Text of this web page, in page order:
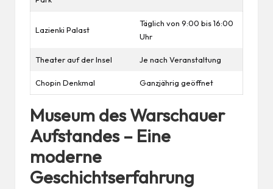
Lazienki Palast
Täglich von 9:00 bis 16:00
Uhr
Theater auf der Insel Je nach Veranstaltung
Chopin Denkmal Ganzjährig geöffnet
Museum des Warschauer
Aufstandes – Eine
moderne
Geschichtserfahrung